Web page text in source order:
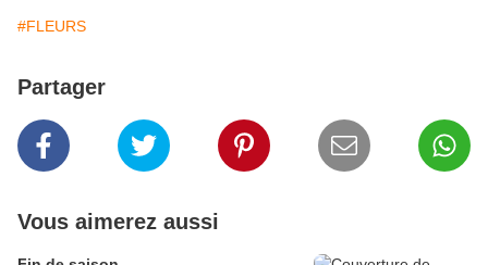
#FLEURS
Partager
Vous aimerez aussi